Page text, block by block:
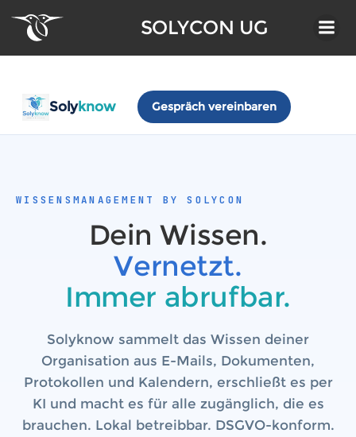
Inhalt
SOLYCON UG
Solyknow Gespräch vereinbaren
WISSENSMANAGEMENT BY SOLYCON
Dein Wissen.
Vernetzt.
Immer abrufbar.
Solyknow sammelt das Wissen deiner
Organisation aus E-Mails, Dokumenten,
Protokollen und Kalendern, erschließt es per
KI und macht es für alle zugänglich, die es
brauchen. Lokal betreibbar. DSGVO-konform.